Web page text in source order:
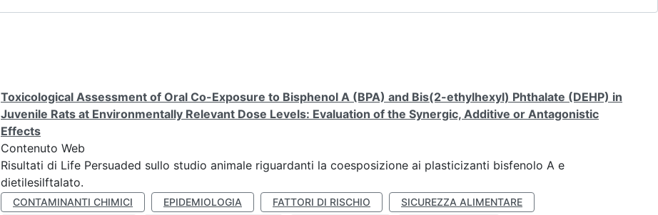
Toxicological Assessment of Oral Co-Exposure to Bisphenol A (BPA) and Bis(2-ethylhexyl) Phthalate (DEHP) in
Juvenile Rats at Environmentally Relevant Dose Levels: Evaluation of the Synergic, Additive or Antagonistic
Effects
Contenuto Web
Risultati di Life Persuaded sullo studio animale riguardanti la coesposizione ai plasticizanti bisfenolo A e
dietilesilftalato.
CONTAMINANTI CHIMICI EPIDEMIOLOGIA FATTORI DI RISCHIO
SICUREZZA ALIMENTARE